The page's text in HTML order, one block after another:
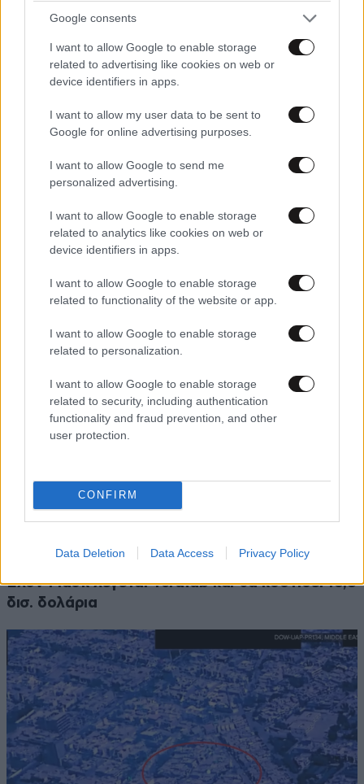
Google consents
I want to allow Google to enable storage
related to advertising like cookies on web or
device identifiers in apps.
I want to allow my user data to be sent to
Google for online advertising purposes.
I want to allow Google to send me
personalized advertising.
I want to allow Google to enable storage
related to analytics like cookies on web or
device identifiers in apps.
I want to allow Google to enable storage
related to functionality of the website or app.
I want to allow Google to enable storage
related to personalization.
I want to allow Google to enable storage
related to security, including authentication
functionality and fraud prevention, and other
user protection.
CONFIRM
Data Deletion Data Access Privacy Policy
Στα ίχνη της «Αράχνης» του Άσαντ: Ο
άνθρωπος των βασανιστηρίων της Συρίας
εντοπίστηκε στη Ρωσία
Το φαραωνικών διαστάσεων κτίριο που χτίζει ο
Έλον Μασκ λέγεται Terafab και θα κοστίσει 16,8
δισ. δολάρια